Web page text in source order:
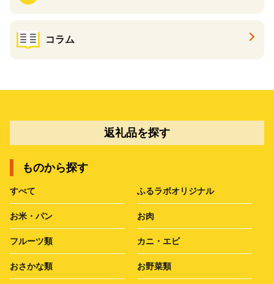
コラム
返礼品を探す
ものから探す
すべて ふるラボオリジナル
お米・パン お肉
フルーツ類 カニ・エビ
おさかな類 お野菜類